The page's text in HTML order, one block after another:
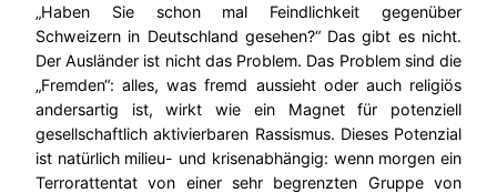
„Haben Sie schon mal Feindlichkeit gegenüber
Schweizern in Deutschland gesehen?“ Das gibt es nicht.
Der Ausländer ist nicht das Problem. Das Problem sind die
„Fremden“: alles, was fremd aussieht oder auch religiös
andersartig ist, wirkt wie ein Magnet für potenziell
gesellschaftlich aktivierbaren Rassismus. Dieses Potenzial
ist natürlich milieu- und krisenabhängig: wenn morgen ein
Terrorattentat von einer sehr begrenzten Gruppe von